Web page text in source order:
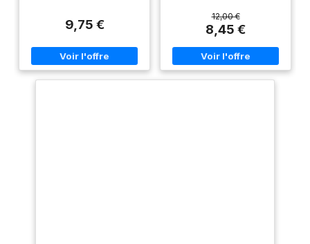
chocs thermiques : de -40°
homogène Idéal pour préparer
votre cake préféré avec un
effet lissé : on adore ! Vous
9,75 €
borosilicate : résistant aux
chocs thermiques : de -40°
jusqu'à 300° + idéal cuisson
homogène Idéal pour préparer
votre cake préféré avec un
effet lissé : on adore ! Vous
12,00 €
8,45 €